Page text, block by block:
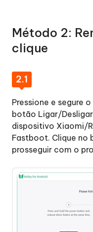
Método 2:
clique
2.1
Pressione e segure
botão Ligar/
dispositivo Xiaomi/
Fastboot. Clique no
prosseguir com o